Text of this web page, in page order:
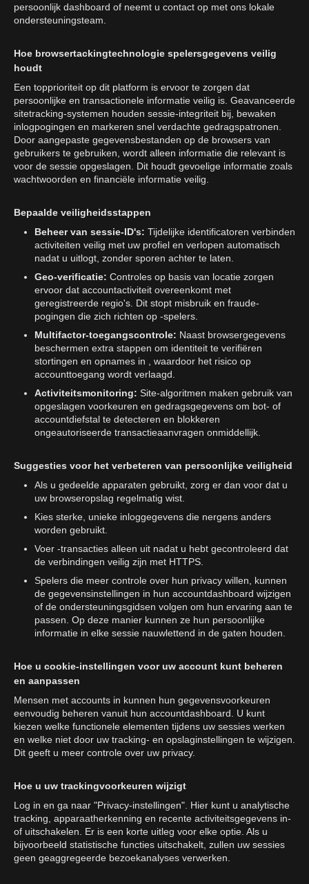
persoonlijk dashboard of neemt u contact op met ons lokale
ondersteuningsteam.
Hoe browsertackingtechnologie spelersgegevens veilig
houdt
Een topprioriteit op dit platform is ervoor te zorgen dat
persoonlijke en transactionele informatie veilig is. Geavanceerde
sitetracking-systemen houden sessie-integriteit bij, bewaken
inlogpogingen en markeren snel verdachte gedragspatronen.
Door aangepaste gegevensbestanden op de browsers van
gebruikers te gebruiken, wordt alleen informatie die relevant is
voor de sessie opgeslagen. Dit houdt gevoelige informatie zoals
wachtwoorden en financiële informatie veilig.
Bepaalde veiligheidsstappen
Beheer van sessie-ID's: Tijdelijke identificatoren verbinden
activiteiten veilig met uw profiel en verlopen automatisch
nadat u uitlogt, zonder sporen achter te laten.
Geo-verificatie: Controles op basis van locatie zorgen
ervoor dat accountactiviteit overeenkomt met
geregistreerde regio's. Dit stopt misbruik en fraude-
pogingen die zich richten op -spelers.
Multifactor-toegangscontrole: Naast browsergegevens
beschermen extra stappen om identiteit te verifiëren
stortingen en opnames in , waardoor het risico op
accounttoegang wordt verlaagd.
Activiteitsmonitoring: Site-algoritmen maken gebruik van
opgeslagen voorkeuren en gedragsgegevens om bot- of
accountdiefstal te detecteren en blokkeren
ongeautoriseerde transactieaanvragen onmiddellijk.
Suggesties voor het verbeteren van persoonlijke veiligheid
Als u gedeelde apparaten gebruikt, zorg er dan voor dat u
uw browseropslag regelmatig wist.
Kies sterke, unieke inloggegevens die nergens anders
worden gebruikt.
Voer -transacties alleen uit nadat u hebt gecontroleerd dat
de verbindingen veilig zijn met HTTPS.
Spelers die meer controle over hun privacy willen, kunnen
de gegevensinstellingen in hun accountdashboard wijzigen
of de ondersteuningsgidsen volgen om hun ervaring aan te
passen. Op deze manier kunnen ze hun persoonlijke
informatie in elke sessie nauwlettend in de gaten houden.
Hoe u cookie-instellingen voor uw account kunt beheren
en aanpassen
Mensen met accounts in kunnen hun gegevensvoorkeuren
eenvoudig beheren vanuit hun accountdashboard. U kunt
kiezen welke functionele elementen tijdens uw sessies werken
en welke niet door uw tracking- en opslaginstellingen te wijzigen.
Dit geeft u meer controle over uw privacy.
Hoe u uw trackingvoorkeuren wijzigt
Log in en ga naar "Privacy-instellingen". Hier kunt u analytische
tracking, apparaatherkenning en recente activiteitsgegevens in-
of uitschakelen. Er is een korte uitleg voor elke optie. Als u
bijvoorbeeld statistische functies uitschakelt, zullen uw sessies
geen geaggregeerde bezoekanalyses verwerken.